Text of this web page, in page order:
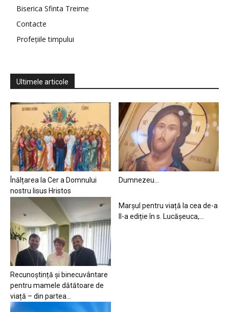
Biserica Sfinta Treime
Contacte
Profețiile timpului
Ultimele articole
Înălțarea la Cer a Domnului
nostru Iisus Hristos
Dumnezeu…
Recunoștință și binecuvântare
pentru mamele dătătoare de
viață – din partea...
Marșul pentru viață la cea de-a
II-a ediție în s. Lucășeuca,...